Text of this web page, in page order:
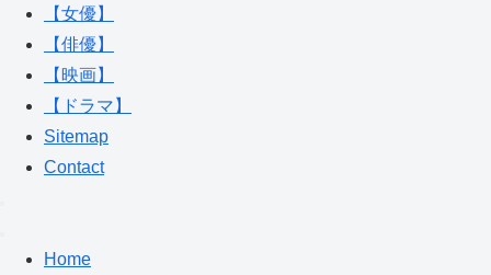
【女優】
【俳優】
【映画】
【ドラマ】
Sitemap
Contact
Home